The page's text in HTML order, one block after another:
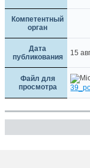
Компетентный
орган
Дата
публикования
15
Файл для
просмотра